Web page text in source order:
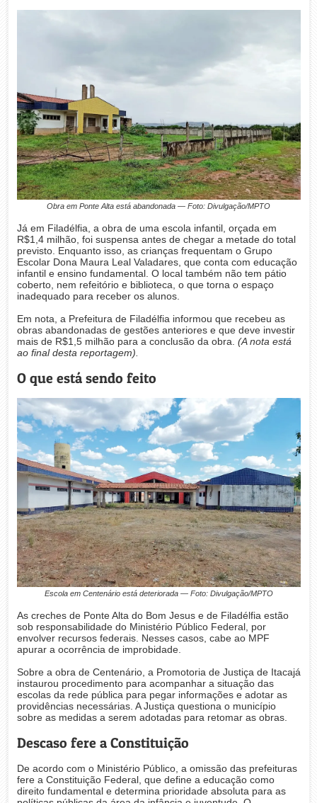
Obra em Ponte Alta está abandonada — Foto: Divulgação/MPTO
Já em Filadélfia, a obra de uma escola infantil, orçada em
R$1,4 milhão, foi suspensa antes de chegar a metade do total
previsto. Enquanto isso, as crianças frequentam o Grupo
Escolar Dona Maura Leal Valadares, que conta com educação
infantil e ensino fundamental. O local também não tem pátio
coberto, nem refeitório e biblioteca, o que torna o espaço
inadequado para receber os alunos.
Em nota, a Prefeitura de Filadélfia informou que recebeu as
obras abandonadas de gestões anteriores e que deve investir
mais de R$1,5 milhão para a conclusão da obra. (A nota está
ao final desta reportagem).
O que está sendo feito
Escola em Centenário está deteriorada — Foto: Divulgação/MPTO
As creches de Ponte Alta do Bom Jesus e de Filadélfia estão
sob responsabilidade do Ministério Público Federal, por
envolver recursos federais. Nesses casos, cabe ao MPF
apurar a ocorrência de improbidade.
Sobre a obra de Centenário, a Promotoria de Justiça de Itacajá
instaurou procedimento para acompanhar a situação das
escolas da rede pública para pegar informações e adotar as
providências necessárias. A Justiça questiona o município
sobre as medidas a serem adotadas para retomar as obras.
Descaso fere a Constituição
De acordo com o Ministério Público, a omissão das prefeituras
fere a Constituição Federal, que define a educação como
direito fundamental e determina prioridade absoluta para as